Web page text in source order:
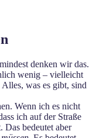
denken wir das.
wenig – vielleicht
was es gibt, sind
Wenn ich es nicht
ich auf der Straße
Das bedeutet aber